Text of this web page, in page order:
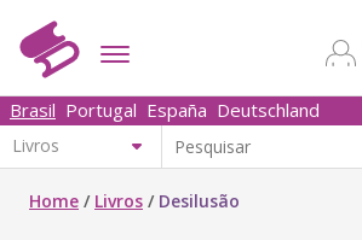
Brasil Portugal España Deutschland
Home / Livros / Desilusão